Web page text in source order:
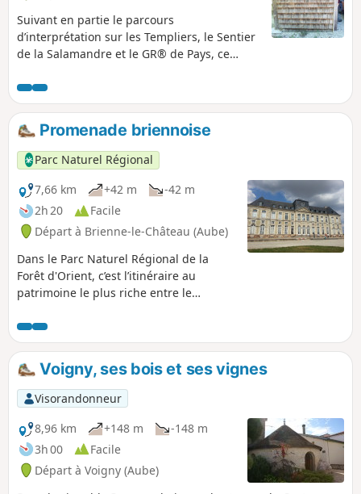
Suivant en partie le parcours
d’interprétation sur les Templiers, le Sentier
de la Salamandre et le GR® de Pays, ce
originaux comme celui de la digue de la
Fontaine aux Oiseaux.
Promenade briennoise
Parc Naturel Régional
7,66 km
+42 m
-42 m
2h 20
Facile
Départ à Brienne-le-Château (Aube)
Dans le Parc Naturel Régional de la
Forêt d'Orient, c’est l’itinéraire au
patrimoine le plus riche entre le
Château et l’Écomusée à Brienne-la-
Vieille. La nature réserve aussi bien des
surprises avec un arborétum
spectaculaire, une pelouse à orchidées,
les bords de l’Aube et l’allée forestière
du château.
Voigny, ses bois et ses vignes
Visorandonneur
8,96 km
+148 m
-148 m
3h 00
Facile
Départ à Voigny (Aube)